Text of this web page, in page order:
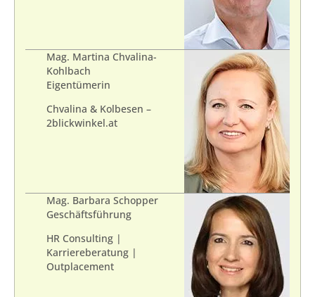
Mag. Martina Chvalina-
Kohlbach
Eigentümerin
Chvalina & Kolbesen –
2blickwinkel.at
Mag. Barbara Schopper
Geschäftsführung
HR Consulting |
Karriereberatung |
Outplacement